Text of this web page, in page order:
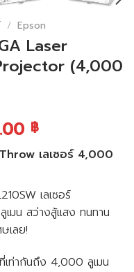
/ Epson
Laser
(4,000
฿
เลเซอร์ 4,000
เลเซอร์
เมน สว่างสู้แสง ทนทาน
เลย!
เท่ากันถึง 4,000 ลูเมน